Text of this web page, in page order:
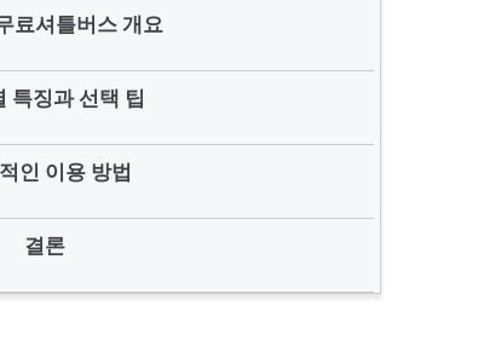
료셔틀버스 개요
특징과 선택 팁
인 이용 방법
결론